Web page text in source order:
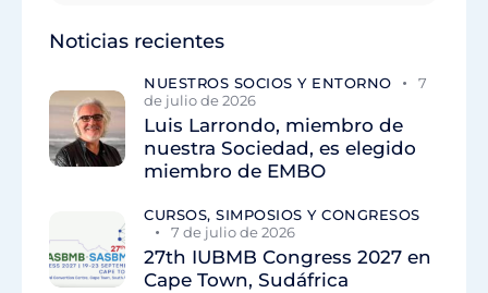
Noticias recientes
NUESTROS SOCIOS Y ENTORNO
7
de julio de 2026
Luis Larrondo, miembro de
nuestra Sociedad, es elegido
miembro de EMBO
CURSOS, SIMPOSIOS Y CONGRESOS
7 de julio de 2026
27th IUBMB Congress 2027 en
Cape Town, Sudáfrica